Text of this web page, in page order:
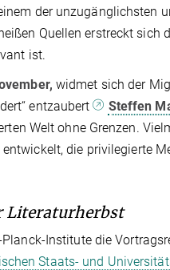
der unzugänglichsten
Quellen erstreckt sich
ist.
widmet sich der
entzaubert
Steffen
Welt ohne Grenzen.
die privilegierte
Literaturherbst
Institute die
Staats- und